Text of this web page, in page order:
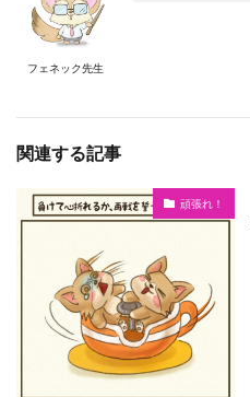
フェネック先生
関連する記事
頑張れ！